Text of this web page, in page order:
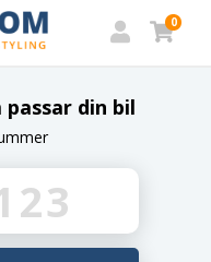
0
din bil